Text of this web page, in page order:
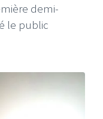
demi-
le public